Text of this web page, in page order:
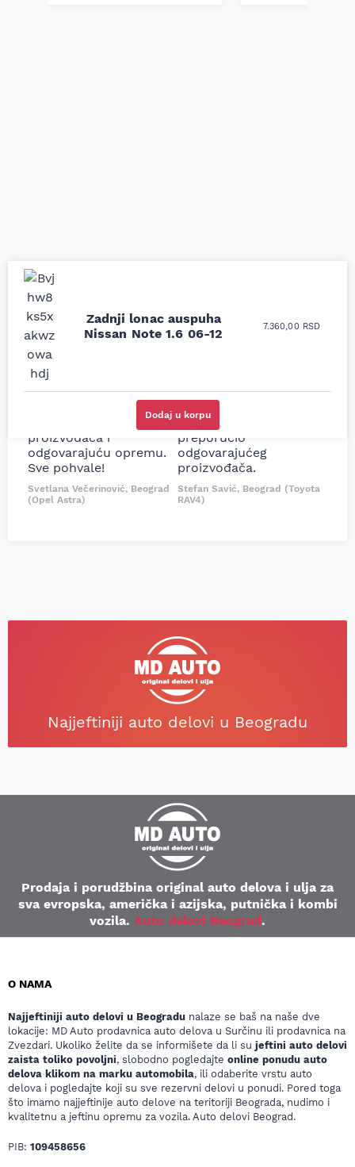
Zadnji lonac auspuha
Nissan Note 1.6 06-12
7.360,00 RSD
Dodaj u korpu
Uporedila sam sve
moguće online
i definitivno najbolje
cene su ovde. Kupila
sam više puta auto
delove iz MD Auto. Uvek
dobra preporuka za
proizvođača i
odgovarajuću opremu.
Sve pohvale!
Svetlana Večerinović, Beograd
(Opel Astra)
Odlična usluga i
ljubazni prodavci.
potreban za moju
Tojotu, ali me je Miloš
podsetio, istražio i
preporučio
odgovarajućeg
proizvođača.
Stefan Savić, Beograd (Toyota
RAV4)
Najjeftiniji auto delovi u Beogradu
Prodaja i porudžbina original auto delova i ulja za
sva evropska, američka i azijska, putnička i kombi
vozila. Auto delovi Beograd.
O NAMA
Najjeftiniji auto delovi u Beogradu nalaze se baš na naše dve
lokacije: MD Auto prodavnica auto delova u Surčinu ili prodavnica na
Zvezdari. Ukoliko želite da se informišete da li su jeftini auto delovi
zaista toliko povoljni, slobodno pogledajte online ponudu auto
delova klikom na marku automobila, ili odaberite vrstu auto
delova i pogledajte koji su sve rezervni delovi u ponudi. Pored toga
što imamo najjeftinije auto delove na teritoriji Beograda, nudimo i
kvalitetnu a jeftinu opremu za vozila. Auto delovi Beograd.
PIB: 109458656